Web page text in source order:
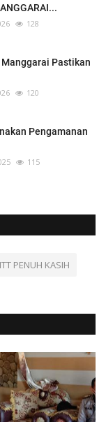
128
Pastikan
120
Pengamanan
115
PENUH KASIH